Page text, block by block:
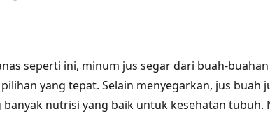
seperti ini, minum jus segar dari buah-
yang tepat. Selain menyegarkan, jus buah
nutrisi yang baik untuk kesehatan tubuh.